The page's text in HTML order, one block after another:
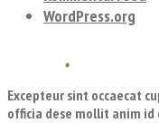
WordPress.org
Excepteur sint occaecat
officia dese mollit anim id